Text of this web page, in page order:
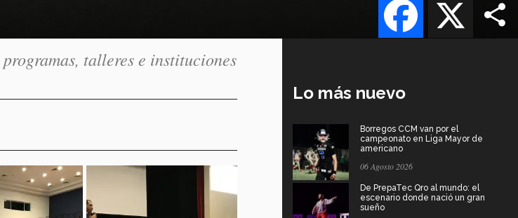
talleres e instituciones
Lo más nuevo
Borregos CCM van por el
campeonato en Liga Mayor de
americano
06 Agosto 2026
De PrepaTec Qro al mundo: el
escenario donde nació un gran
sueño